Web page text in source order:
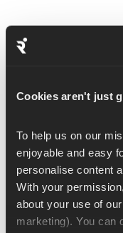
Cookies aren't just
To help us on our
enjoyable and easy
personalise content
With your
about your use of
marketing). You can
springen en dan van
de enkel komen en niet
komt nooit echt van de
superkort. Je
naar voren leunen.
in een hoek van 80-90